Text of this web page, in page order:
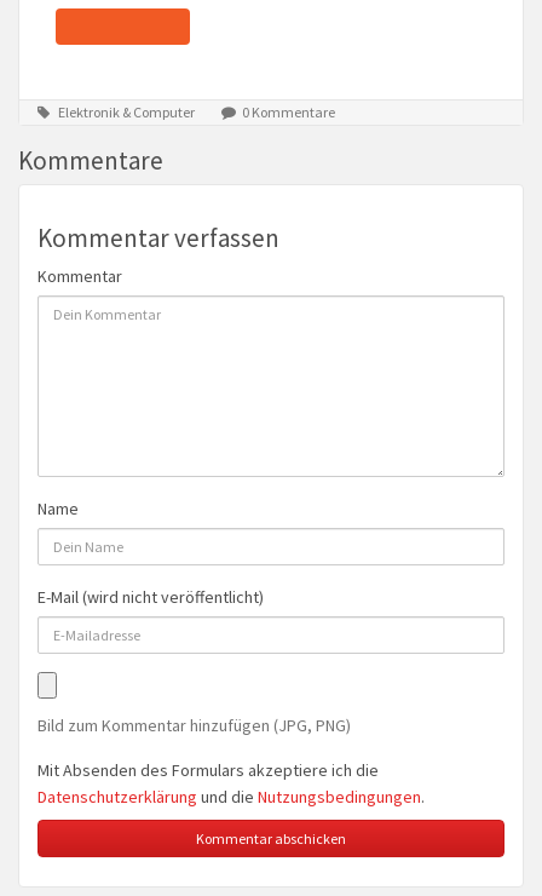
Elektronik & Computer 0 Kommentare
Kommentare
Kommentar verfassen
Kommentar
Name
E-Mail (wird nicht veröffentlicht)
Bild zum Kommentar hinzufügen (JPG, PNG)
Mit Absenden des Formulars akzeptiere ich die
Datenschutzerklärung und die Nutzungsbedingungen.